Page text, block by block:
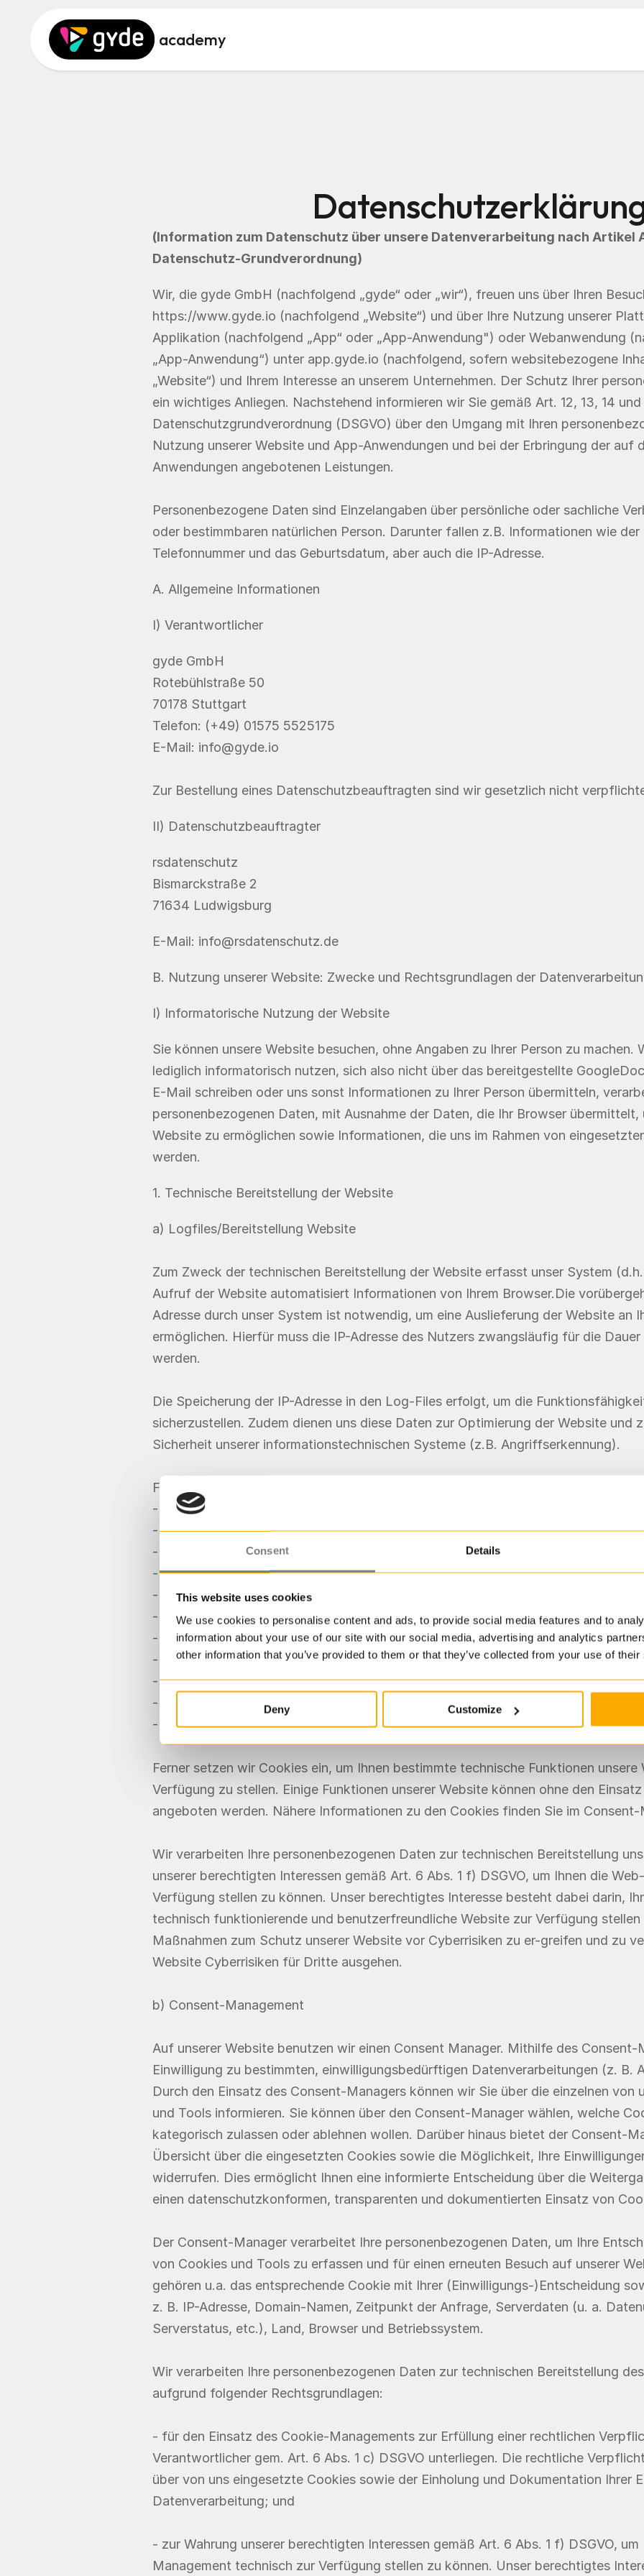
Consent Details
This website uses cookies
We use cookies to personalise content and ads, to provide social media features and to
information about your use of our site with our social media, advertising and analytics
other information that you’ve provided to them or that they’ve collected from your use of
Deny Customize
academy
(Information zum Datenschutz über unsere Datenverarbeitung nach Artikel
Datenschutz-Grundverordnung)
https://www.gyde.io (nachfolgend „Website“) und über Ihre Nutzung unserer
Applikation (nachfolgend „App“ oder „App-Anwendung") oder Webanwendung
„App-Anwendung“) unter app.gyde.io (nachfolgend, sofern websitebezogene
„Website“) und Ihrem Interesse an unserem Unternehmen. Der Schutz Ihrer
ein wichtiges Anliegen. Nachstehend informieren wir Sie gemäß Art. 12, 13, 14 und
Datenschutzgrundverordnung (DSGVO) über den Umgang mit Ihren
Nutzung unserer Website und App-Anwendungen und bei der Erbringung der auf
Anwendungen angebotenen Leistungen.
Personenbezogene Daten sind Einzelangaben über persönliche oder sachliche
oder bestimmbaren natürlichen Person. Darunter fallen z.B. Informationen wie
Telefonnummer und das Geburtsdatum, aber auch die IP-Adresse.
A. Allgemeine Informationen
I) Verantwortlicher
gyde GmbH
Rotebühlstraße 50
70178 Stuttgart
Telefon: (+49) 01575 5525175
E-Mail: info@gyde.io
Zur Bestellung eines Datenschutzbeauftragten sind wir gesetzlich nicht
II) Datenschutzbeauftragter
rsdatenschutz
Bismarckstraße 2
71634 Ludwigsburg
E-Mail: info@rsdatenschutz.de
B. Nutzung unserer Website: Zwecke und Rechtsgrundlagen der
I) Informatorische Nutzung der Website
Sie können unsere Website besuchen, ohne Angaben zu Ihrer Person zu machen.
lediglich informatorisch nutzen, sich also nicht über das bereitgestellte
E-Mail schreiben oder uns sonst Informationen zu Ihrer Person übermitteln,
personenbezogenen Daten, mit Ausnahme der Daten, die Ihr Browser übermittelt,
Website zu ermöglichen sowie Informationen, die uns im Rahmen von
werden.
1. Technische Bereitstellung der Website
a) Logfiles/Bereitstellung Website
Zum Zweck der technischen Bereitstellung der Website erfasst unser System
Aufruf der Website automatisiert Informationen von Ihrem Browser.Die
Adresse durch unser System ist notwendig, um eine Auslieferung der Website an
ermöglichen. Hierfür muss die IP-Adresse des Nutzers zwangsläufig für die
werden.
Die Speicherung der IP-Adresse in den Log-Files erfolgt, um die
sicherzustellen. Zudem dienen uns diese Daten zur Optimierung der Website und
Sicherheit unserer informationstechnischen Systeme (z.B. Angriffserkennung).
Folgende Informationen werden dabei erhoben:
- IP-Adresse und Port;
-Browsertyp/ -version (Bsp.: Firefox 59.0.2 (64 Bit));
- Browsersprache (Bsp.: Deutsch);
- Verwendetes Betriebssystem (Bsp.: Windows 10);
- Innere Auflösung des Browserfensters;
- Bildschirmauflösung;
- Javascriptaktivierung;
- Cookies An / Aus;
- Gespeicherte Cookie Inhalte
- Uhrzeit des Zugriffs
- Die vorherige Website, von welcher Sie zu uns gelangt sind.
Ferner setzen wir Cookies ein, um Ihnen bestimmte technische Funktionen
Verfügung zu stellen. Einige Funktionen unserer Website können ohne den
angeboten werden. Nähere Informationen zu den Cookies finden Sie im
Wir verarbeiten Ihre personenbezogenen Daten zur technischen Bereitstellung
unserer berechtigten Interessen gemäß Art. 6 Abs. 1 f) DSGVO, um Ihnen die
Verfügung stellen zu können. Unser berechtigtes Interesse besteht dabei darin,
technisch funktionierende und benutzerfreundliche Website zur Verfügung
Maßnahmen zum Schutz unserer Website vor Cyberrisiken zu er-greifen und zu
Website Cyberrisiken für Dritte ausgehen.
b) Consent-Management
Auf unserer Website benutzen wir einen Consent Manager. Mithilfe des Consent-
Einwilligung zu bestimmten, einwilligungsbedürftigen Datenverarbeitungen (z. B.
Durch den Einsatz des Consent-Managers können wir Sie über die einzelnen von
und Tools informieren. Sie können über den Consent-Manager wählen, welche
kategorisch zulassen oder ablehnen wollen. Darüber hinaus bietet der Consent-
Übersicht über die eingesetzten Cookies sowie die Möglichkeit, Ihre
widerrufen. Dies ermöglicht Ihnen eine informierte Entscheidung über die
einen datenschutzkonformen, transparenten und dokumentierten Einsatz von
Der Consent-Manager verarbeitet Ihre personenbezogenen Daten, um Ihre
von Cookies und Tools zu erfassen und für einen erneuten Besuch auf unserer
gehören u.a. das entsprechende Cookie mit Ihrer (Einwilligungs-)Entscheidung
z. B. IP-Adresse, Domain-Namen, Zeitpunkt der Anfrage, Serverdaten (u. a.
Serverstatus, etc.), Land, Browser und Betriebssystem.
Wir verarbeiten Ihre personenbezogenen Daten zur technischen Bereitstellung
aufgrund folgender Rechtsgrundlagen:
- für den Einsatz des Cookie-Managements zur Erfüllung einer rechtlichen
Verantwortlicher gem. Art. 6 Abs. 1 c) DSGVO unterliegen. Die rechtliche
über von uns eingesetzte Cookies sowie der Einholung und Dokumentation Ihrer
Datenverarbeitung; und
- zur Wahrung unserer berechtigten Interessen gemäß Art. 6 Abs. 1 f) DSGVO,
Management technisch zur Verfügung stellen zu können. Unser berechtigtes